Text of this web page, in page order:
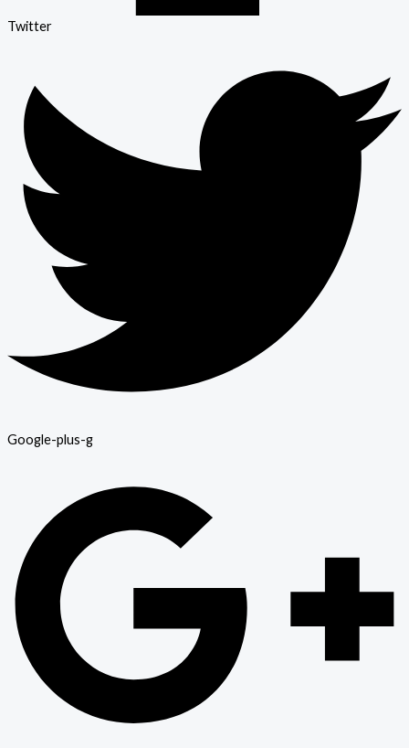
Twitter
Google-plus-g